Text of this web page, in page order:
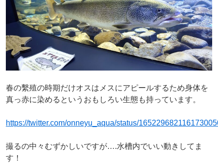
春の繫殖の時期だけオスはメスにアピールするため身体を
真っ赤に染めるというおもしろい生態も持っています。
https://twitter.com/onneyu_aqua/status/
撮るの中々むずかしいですが….水槽内でいい動きしてま
す！